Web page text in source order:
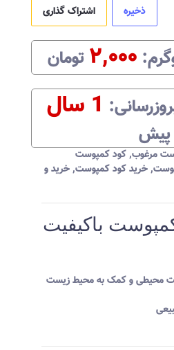
ذخیره اشتراک گذاری
:‌ ۲,۰۰۰ تومان
1 سال
پیش
مرغوب,کود کمپوست
,خرید کود کمپوست,خرید و
باکیفیت
محیطی و کمک به محیط زیست